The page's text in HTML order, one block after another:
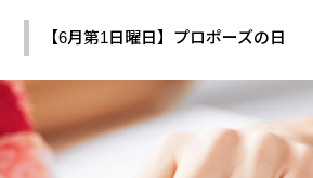
【6月第1日曜日】プロポーズの日